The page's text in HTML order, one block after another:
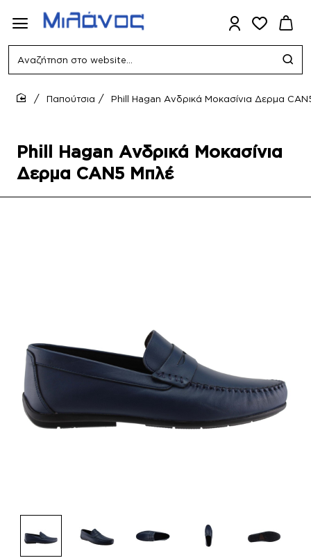
Αναζήτηση
website...
Phill Hagan Ανδρικά Μοκασίνια
Δερμα CAN5 Μπλέ
Παπούτσια Phill Hagan Ανδρικά Μοκασίνια Δερμα